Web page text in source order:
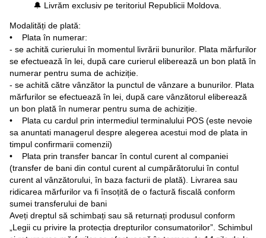
🔔 Livrăm exclusiv pe teritoriul Republicii Moldova.
Modalități de plată:
• Plata în numerar:
- se achită curierului în momentul livrării bunurilor. Plata mărfurilor
se efectuează în lei, după care curierul eliberează un bon plată în
numerar pentru suma de achiziție.
- se achită către vânzător la punctul de vânzare a bunurilor. Plata
mărfurilor se efectuează în lei, după care vânzătorul eliberează
un bon plată în numerar pentru suma de achiziție.
• Plata cu cardul prin intermediul terminalului POS (este nevoie
sa anuntati managerul despre alegerea acestui mod de plata in
timpul confirmarii comenzii)
• Plata prin transfer bancar în contul curent al companiei
(transfer de bani din contul curent al cumpărătorului în contul
curent al vânzătorului, în baza facturii de plată). Livrarea sau
ridicarea mărfurilor va fi însoțită de o factură fiscală conform
sumei transferului de bani
Aveți dreptul să schimbați sau să returnați produsul conform
„Legii cu privire la protecția drepturilor consumatorilor”. Schimbul